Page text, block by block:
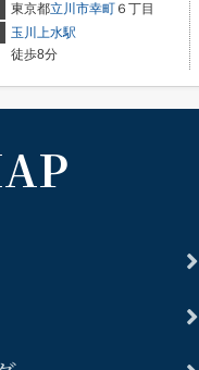
東京都立川市幸町 ６丁目
玉川上水駅
徒歩8分